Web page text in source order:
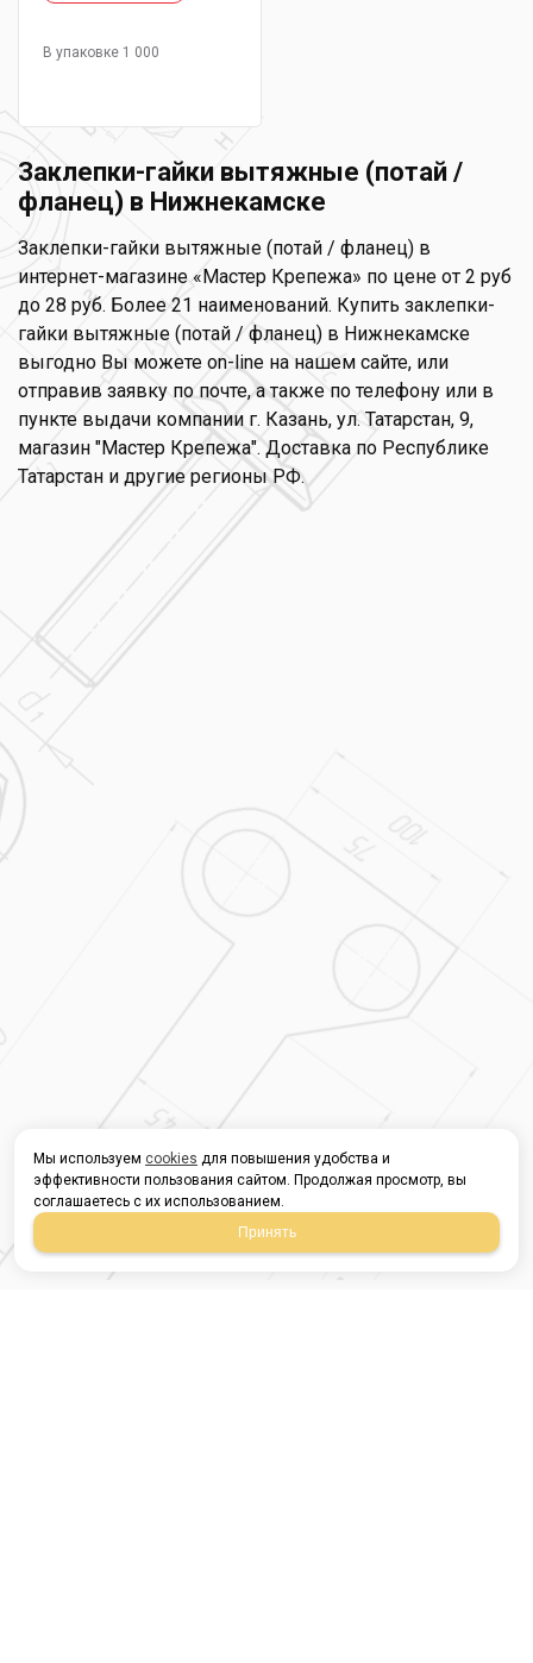
В упаковке 1 000
Заклепки-гайки вытяжные (потай /
фланец) в Нижнекамске
Заклепки-гайки вытяжные (потай / фланец) в
интернет-магазине «Мастер Крепежа» по цене от 2 руб
до 28 руб. Более 21 наименований. Купить заклепки-
гайки вытяжные (потай / фланец) в Нижнекамске
выгодно Вы можете on-line на нашем сайте, или
отправив заявку по почте, а также по телефону или в
пункте выдачи компании г. Казань, ул. Татарстан, 9,
магазин "Мастер Крепежа". Доставка по Республике
Татарстан и другие регионы РФ.
Мы используем cookies для повышения удобства и
эффективности пользования сайтом. Продолжая просмотр, вы
соглашаетесь с их использованием.
Принять